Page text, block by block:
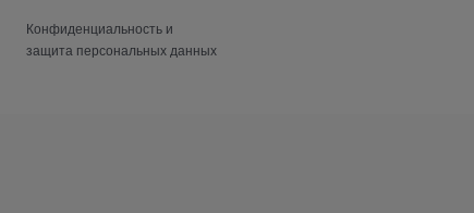
Конфиденциальность и
защита персональных данных